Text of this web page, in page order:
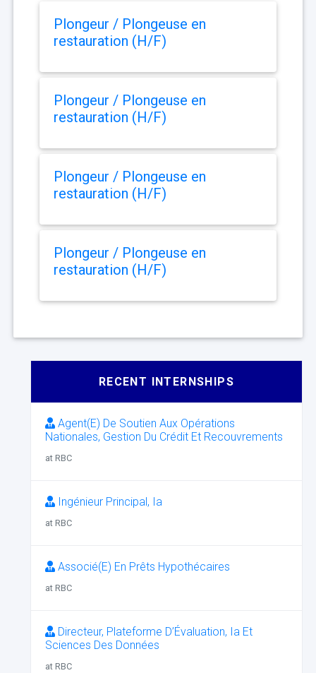
Plongeur / Plongeuse en
restauration (H/F)
Plongeur / Plongeuse en
restauration (H/F)
Plongeur / Plongeuse en
restauration (H/F)
Plongeur / Plongeuse en
restauration (H/F)
RECENT INTERNSHIPS
Agent(E) De Soutien Aux Opérations
Nationales, Gestion Du Crédit Et Recouvrements
at RBC
Ingénieur Principal, Ia
at RBC
Associé(E) En Prêts Hypothécaires
at RBC
Directeur, Plateforme D’Évaluation, Ia Et
Sciences Des Données
at RBC